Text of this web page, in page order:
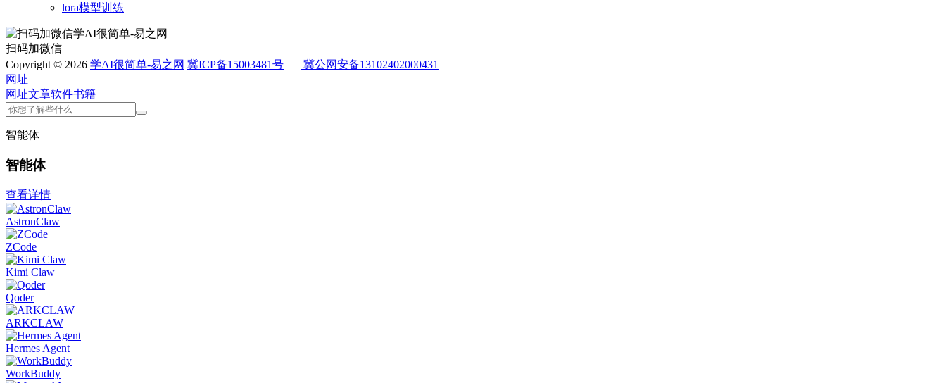
lora模型训练
扫码加微信
Copyright © 2026 学AI很简单-易之网 冀ICP备15003481号
冀公网安备13102402000431
网址
网址文章软件书籍
智能体
智能体
查看详情
AstronClaw
ZCode
Kimi Claw
Qoder
ARKCLAW
Hermes Agent
WorkBuddy